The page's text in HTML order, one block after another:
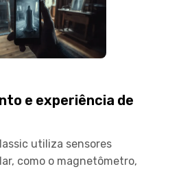
e experiência de
utiliza sensores
como o magnetômetro,